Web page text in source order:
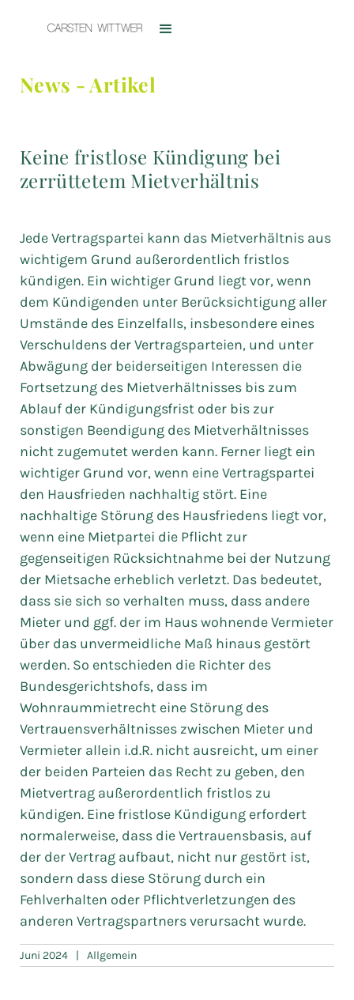
News - Artikel
Keine fristlose Kündigung bei
zerrüttetem Mietverhältnis
Jede Vertragspartei kann das Mietverhältnis aus
wichtigem Grund außerordentlich fristlos
kündigen. Ein wichtiger Grund liegt vor, wenn
dem Kündigenden unter Berücksichtigung aller
Umstände des Einzelfalls, insbesondere eines
Verschuldens der Vertragsparteien, und unter
Abwägung der beiderseitigen Interessen die
Fortsetzung des Mietverhältnisses bis zum
Ablauf der Kündigungsfrist oder bis zur
sonstigen Beendigung des Mietverhältnisses
nicht zugemutet werden kann. Ferner liegt ein
wichtiger Grund vor, wenn eine Vertragspartei
den Hausfrieden nachhaltig stört. Eine
nachhaltige Störung des Hausfriedens liegt vor,
wenn eine Mietpartei die Pflicht zur
gegenseitigen Rücksichtnahme bei der Nutzung
der Mietsache erheblich verletzt. Das bedeutet,
dass sie sich so verhalten muss, dass andere
Mieter und ggf. der im Haus wohnende Vermieter
über das unvermeidliche Maß hinaus gestört
werden. So entschieden die Richter des
Bundesgerichtshofs, dass im
Wohnraummietrecht eine Störung des
Vertrauensverhältnisses zwischen Mieter und
Vermieter allein i.d.R. nicht ausreicht, um einer
der beiden Parteien das Recht zu geben, den
Mietvertrag außerordentlich fristlos zu
kündigen. Eine fristlose Kündigung erfordert
normalerweise, dass die Vertrauensbasis, auf
der der Vertrag aufbaut, nicht nur gestört ist,
sondern dass diese Störung durch ein
Fehlverhalten oder Pflichtverletzungen des
anderen Vertragspartners verursacht wurde.
Juni 2024 | Allgemein